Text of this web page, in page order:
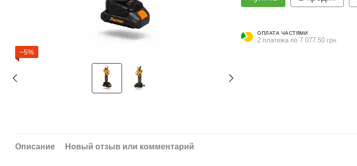
−5%
ОПЛАТА ЧАСТЯМИ
2 платежа по 7 077.50 грн
Описание Новый отзыв или комментарий